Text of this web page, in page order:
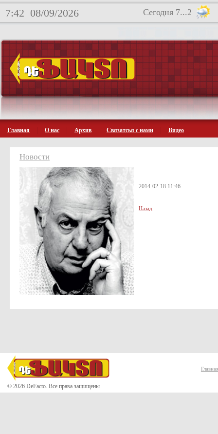
7:42 08/09/2026 Сегодня 7...2
Главная О нас Архив Связатсья с нами Видео
Новости
2014-02-18 11:46
Назад
© 2026 DeFacto. Все права защищены
Главная